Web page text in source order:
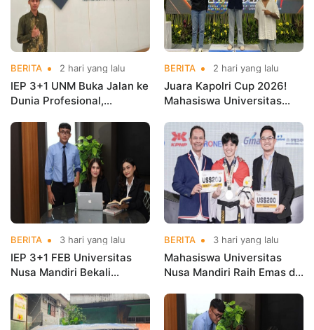
BERITA 2 hari yang lalu
IEP 3+1 UNM Buka Jalan ke
Dunia Profesional,
Kementerian Koperasi
BERITA 2 hari yang lalu
Juara Kapolri Cup 2026!
Mahasiswa Universitas
Nama Kampus di Kejurnas
Taekwondo
BERITA 3 hari yang lalu
IEP 3+1 FEB Universitas
Nusa Mandiri Bekali
Kerja Sebelum Lulus
BERITA 3 hari yang lalu
Mahasiswa Universitas
Nusa Mandiri Raih Emas di
Indonesia Open
Championships 2026